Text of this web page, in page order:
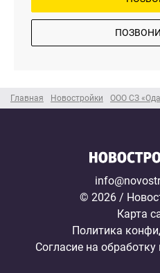
Главная Новостройки ООО СЗ
© 2026 /
Карта
Политика
Согласие на